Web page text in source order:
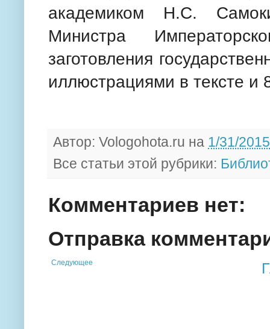
академиком Н.С.
Министра
заготовления
иллюстрациями в тексте и
Автор: Vologohota.ru на 1/31/2015
Все статьи этой рубрики:
Комментариев нет:
Отправка
Следующее